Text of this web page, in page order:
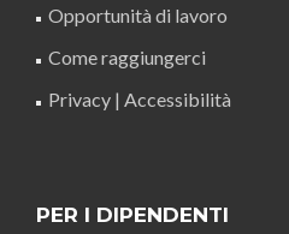
Opportunità di lavoro
Come raggiungerci
Privacy | Accessibilità
PER I DIPENDENTI